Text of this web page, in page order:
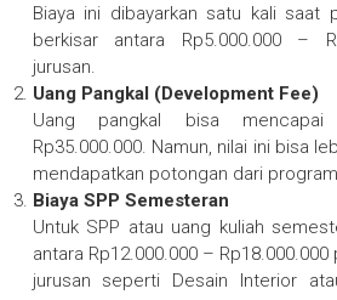
Biaya ini dibayarkan satu kali saat
berkisar antara Rp5.000.000 –
jurusan.
Uang Pangkal (Development Fee)
Uang pangkal bisa mencapai
Rp35.000.000. Namun, nilai ini bisa
mendapatkan potongan dari
Biaya SPP Semesteran
Untuk SPP atau uang kuliah
antara Rp12.000.000 –
jurusan seperti Desain Interior